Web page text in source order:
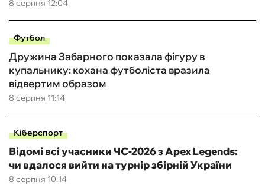
8 серпня 12:04
Футбол
8 серпня 11:14
Дружина Забарного показала фігуру в
купальнику: кохана футболіста вразила
відвертим образом
Кіберспорт
8 серпня 10:14
Відомі всі учасники ЧС-2026 з Apex Legends:
чи вдалося вийти на турнір збірній України